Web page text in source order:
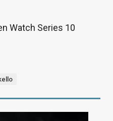
Watch Series 10